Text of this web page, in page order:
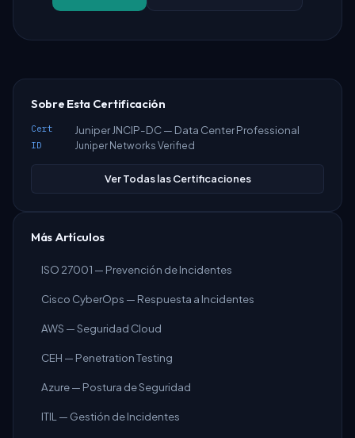
Sobre Esta Certificación
Cert Juniper JNCIP-DC — Data Center Professional
ID Juniper Networks Verified
Ver Todas las Certificaciones
Más Artículos
ISO 27001 — Prevención de Incidentes
Cisco CyberOps — Respuesta a Incidentes
AWS — Seguridad Cloud
CEH — Penetration Testing
Azure — Postura de Seguridad
ITIL — Gestión de Incidentes